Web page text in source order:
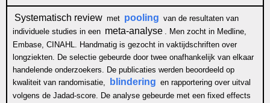
Systematisch review met pooling van de resultaten van
individuele studies in een meta-analyse . Men zocht in Medline,
Embase, CINAHL. Handmatig is gezocht in vaktijdschriften over
longziekten. De selectie gebeurde door twee onafhankelijk van elkaar
handelende onderzoekers. De publicaties werden beoordeeld op
kwaliteit van randomisatie,
blindering en rapportering over uitval
volgens de Jadad-score. De analyse gebeurde met een fixed effects